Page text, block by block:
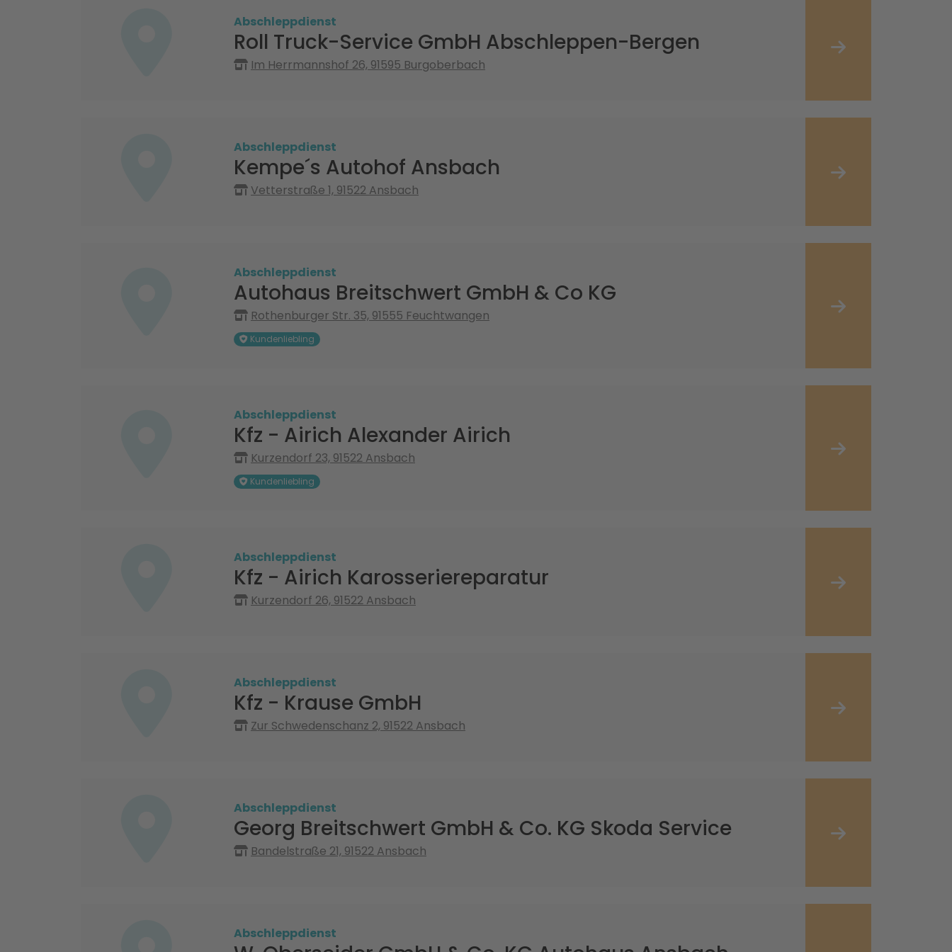
Abschleppdienst
Roll Truck-Service GmbH Abschleppen-Bergen
Im Herrmannshof 26, 91595 Burgoberbach
Abschleppdienst
Kempe´s Autohof Ansbach
Vetterstraße 1, 91522 Ansbach
Abschleppdienst
Autohaus Breitschwert GmbH & Co KG
Rothenburger Str. 35, 91555 Feuchtwangen
Kundenliebling
Abschleppdienst
Kfz - Airich Alexander Airich
Kurzendorf 23, 91522 Ansbach
Kundenliebling
Abschleppdienst
Kfz - Airich Karosseriereparatur
Kurzendorf 26, 91522 Ansbach
Abschleppdienst
Kfz - Krause GmbH
Zur Schwedenschanz 2, 91522 Ansbach
Abschleppdienst
Georg Breitschwert GmbH & Co. KG Skoda Service
Bandelstraße 21, 91522 Ansbach
Abschleppdienst